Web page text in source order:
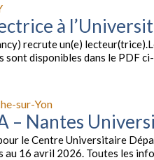
à
recrute un(e)
disponibles dans le PDF
sur-Yon
– Nantes
le Centre Universitaire
au 16 avril 2026. Toutes les